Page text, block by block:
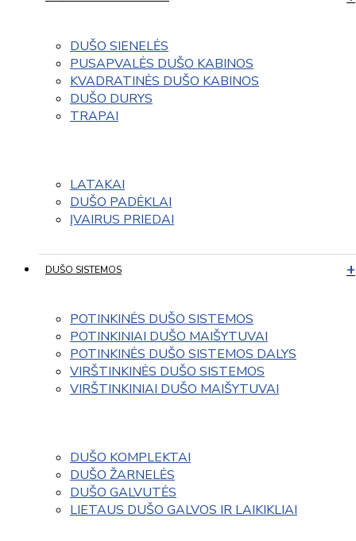
DUŠO SIENELĖS
PUSAPVALĖS DUŠO KABINOS
KVADRATINĖS DUŠO KABINOS
DUŠO DURYS
TRAPAI
LATAKAI
DUŠO PADĖKLAI
ĮVAIRUS PRIEDAI
DUŠO SISTEMOS
POTINKINĖS DUŠO SISTEMOS
POTINKINIAI DUŠO MAIŠYTUVAI
POTINKINĖS DUŠO SISTEMOS DALYS
VIRŠTINKINĖS DUŠO SISTEMOS
VIRŠTINKINIAI DUŠO MAIŠYTUVAI
DUŠO KOMPLEKTAI
DUŠO ŽARNELĖS
DUŠO GALVUTĖS
LIETAUS DUŠO GALVOS IR LAIKIKLIAI